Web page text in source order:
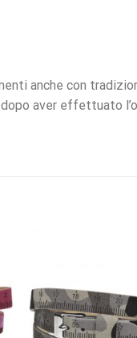
anche con
aver effettuato